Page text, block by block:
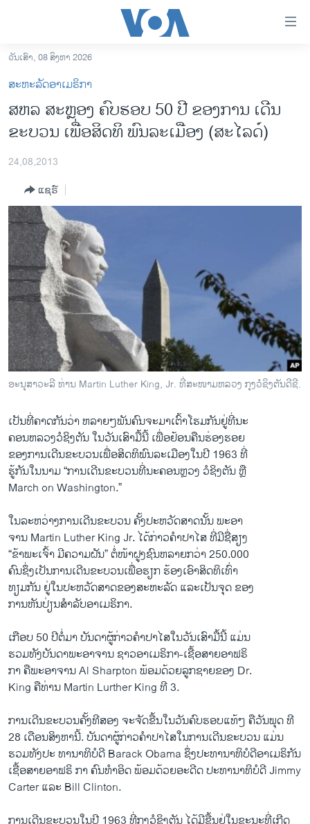
ເຂົ້າ
ຫາ
ຂ້າມ
ຂ້າມ
ຫາ
ຂ່າວ​ຈີນ
ໂລກ
ເອເຊຍ
ອິດສະຫຼະພາບດ້ານການຂ່າວ
ຊີວິດຊາວລາວ
ຊຸມຊົນຊາວລາວ
ວິທະຍາສາດ-ເທັກໂນໂລຈີ
ທຸລະກິດ
ພາສາອັງກິດ
ວີດີໂອ
ສຽງ
ລາຍການກະຈາຍສຽງ
ລາຍງານ
ຕິດຕາມພວກເຮົາ ທີ່
ພາສາຕ່າງໆ
ວັນເສົາ, 08 ສິງຫາ 2026
ສະຫະລັດອາເມຣິກາ
ສຫລ ສະຫຼອງ ຄົບຮອບ 50 ປີ ຂອງການ ເດີນ
ຂະບວນ ເພື່ອສິດທິ ພົນລະເມືອງ (ສະໄລດ໌)
24,08,2013
ແຊຣ໌
ອະນຸສາວະລີ ທ່ານ Martin Luther King, Jr. ທີ່ສະໜາມຫລວງ ກຸງວໍຊິງຕັນດີຊີ.
ເປັນ​ທີ່​ຄາດ​ກັນ​ວ່າ ຫລາຍ​ໆພັນ​ຄົນ​ຈະ​ມາ​ເຕົ້າ​ໂຮມ​ກັນ​ຢູ່ທີ່ນະ​
ຄອນ​ຫລວງວໍ​ຊິງ​ຕັນ ​ໃນ​ວັນ​ເສົາ​ມື້​ນີ້ ​ເພື່ອ​ຢ້ອນ​ຄືນ​ຮ່ອງ​ຮອຍ​
ຂອງການ​ເດີນ​ຂະ​ບວນ​ເພື່ອສິດທິ​ພົນລະ​ເມືອງ​ໃນ​ປີ 1963 ທີ່​
ຮູ້​ກັນໃນ​ນາມ “ການ​ເດີ​ນຂະ​ບວນທີ່​ນະຄອນຫຼວງ​ ວໍ​ຊິງ​ຕັນ ຫຼື
March on Washington.”
​ໃນ​ລະຫວ່າງ​ການ​ເດີນ​ຂະ​ບວນ ຄັ້ງ​ປະຫວັດສາດນັ້ນ ພະ​ອາ
ຈານ Martin Luther King Jr. ​ໄດ້​ກ່າວຄໍາ​ປາ​ໄສ ​ທີ່​ມີ​ຊື່​ສຽງ​
“ຂ້າພະ​ເຈົ້າ ມີ​ຄວາມ​ຝັນ” ຕໍ່ໜ້າຝູງ​ຊົນ​ຫລາຍກວ່າ 250.000
​ຄົນຊຶ່ງ​ເປັນ​ການ​ເດີນ​ຂະ​ບວນ​ເພື່ອ​ຮຽກ ຮ້ອງ​ເອົາສິດທິ​ເທົ່າ​
ທຽມ​ກັນ ຢູ່​ໃນ​ປະ​ຫວັດ​ສາດ​ຂອງສະຫະລັດ ​ແລະ​ເປັນຈຸດ ​ຂອງ​
ການ​ຫັນປ່ຽນສຳລັບອາ​ເມຣິກາ.
​ເກືອບ 50 ປີ​ຕໍ່​ມາ ບັນດາ​ຜູ້​ກ່າວ​ຄໍາ​ປາ​ໄສ​ໃນ​ວັນ​ເສົາ​ມື້​ນີ້ ​ແມ່ນ
ຮວມ​ທັງບັນດາ​ພະ​ອາຈານ ຊາວ​ອາເມຣິກາ-​ເຊື້ອສາຍ​ອາ​ຟຣິ
ກາ ຄືພະ​ອາຈານ Al Sharpton ພ້ອມ​ດ້ວຍ​ລູກ​ຊາຍ​ຂອງ Dr.
King ຄື​ທ່ານ Martin Lurther King ທີ 3.
ການ​ເດີນ​ຂະ​ບວນຄັ້ງ​ທີ​ສອງ ຈະຈັດ​ຂື້ນ​ໃນ​ວັນ​ຄົບຮອບ​ແທ້ໆ ຄືວັນ​ພຸດ ທີ
28 ​ເດືອນ​ສິງຫານີ້. ບັນດາ​ຜູ້​ກ່າວ​ຄໍາ​ປາ​ໄສໃນການ​ເດີນ​ຂະບວນ ​ແມ່ນ
ຮວມ​ທັງປະ ທານາທິບໍດີ Barack Obama ຊຶ່ງປະທານາທິບໍດີ​ອາ​ເມຣິກັນ​
ເຊື້ອສາຍອາຟຣິ ກາ ຄົນ​ທໍາ​ອິດ ພ້ອມດ້ວຍ​ອະດີດ ປະທານາທິບໍດີ Jimmy
Carter ​ແລະ Bill Clinton.